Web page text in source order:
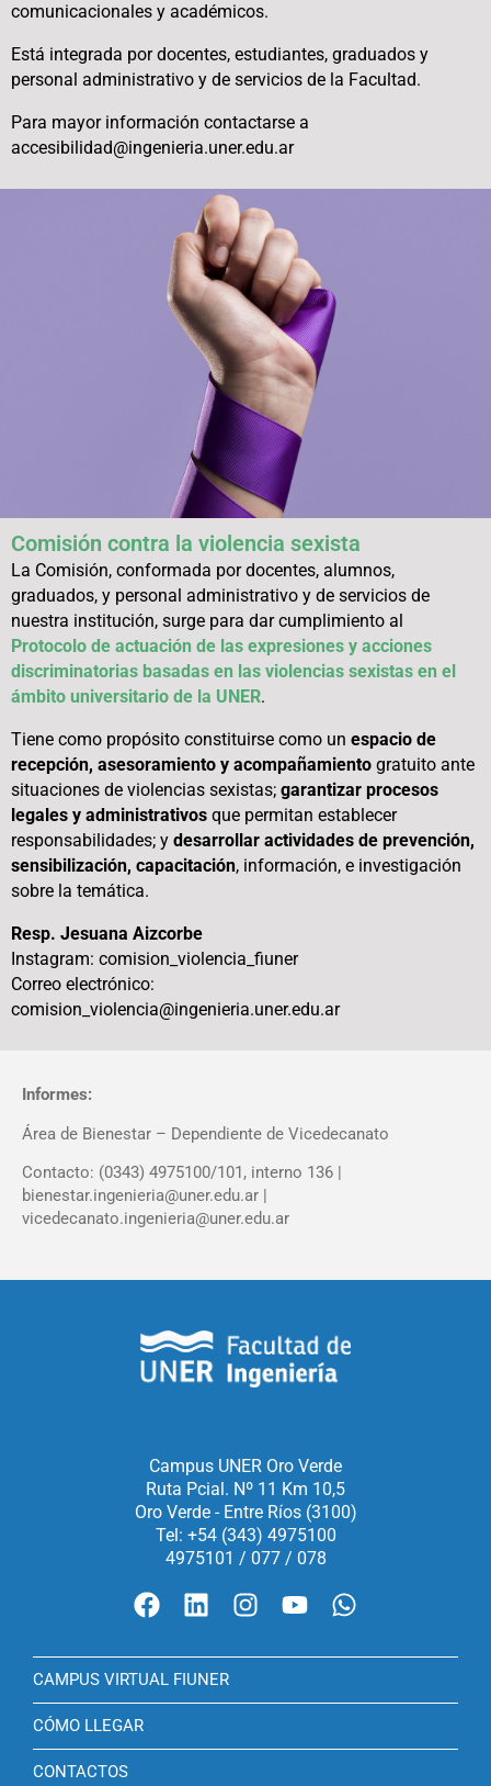
comunicacionales y académicos.
Está integrada por docentes, estudiantes, graduados y
personal administrativo y de servicios de la Facultad.
Para mayor información contactarse a
accesibilidad@ingenieria.uner.edu.ar
Comisión contra la violencia sexista
La Comisión, conformada por docentes, alumnos,
graduados, y personal administrativo y de servicios de
nuestra institución, surge para dar cumplimiento al
Protocolo de actuación de las expresiones y acciones
discriminatorias basadas en las violencias sexistas en el
ámbito universitario de la UNER.
Tiene como propósito constituirse como un espacio de
recepción, asesoramiento y acompañamiento gratuito ante
situaciones de violencias sexistas; garantizar procesos
legales y administrativos que permitan establecer
responsabilidades; y desarrollar actividades de prevención,
sensibilización, capacitación, información, e investigación
sobre la temática.
Resp. Jesuana Aizcorbe
Instagram: comision_violencia_fiuner
Correo electrónico:
comision_violencia@ingenieria.uner.edu.ar
Informes:
Área de Bienestar – Dependiente de Vicedecanato
Contacto: (0343) 4975100/101, interno 136 |
bienestar.ingenieria@uner.edu.ar |
vicedecanato.ingenieria@uner.edu.ar
Campus UNER Oro Verde
Ruta Pcial. Nº 11 Km 10,5
Oro Verde - Entre Ríos (3100)
Tel: +54 (343) 4975100
4975101 / 077 / 078
CAMPUS VIRTUAL FIUNER
CÓMO LLEGAR
CONTACTOS